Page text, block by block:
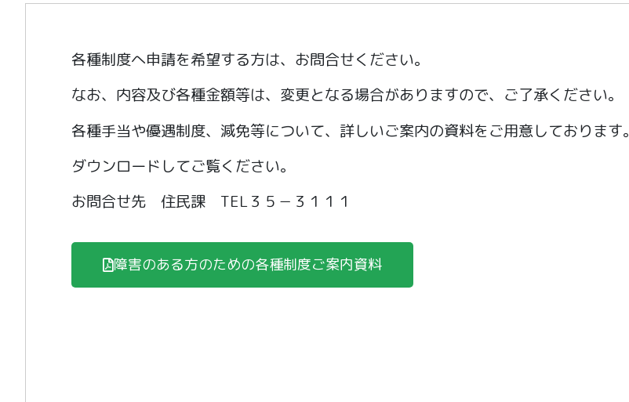
各種制度へ申請を希望する方は、お問合せください。
なお、内容及び各種金額等は、変更となる場合がありますので、ご了承ください。
各種手当や優遇制度、減免等について、詳しいご案内の資料をご用意しております。
ダウンロードしてご覧ください。
お問合せ先 住民課 TEL３５－３１１１
障害のある方のための各種制度ご案内資料